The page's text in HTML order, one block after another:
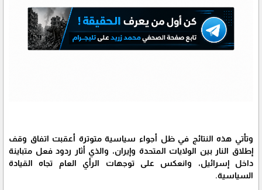
وتأتي هذه النتائج في ظل أجواء سياسية متوترة أعقبت اتفاق وقف
إطلاق النار بين الولايات المتحدة وإيران، والذي أثار ردود فعل متباينة
داخل إسرائيل، وانعكس على توجهات الرأي العام تجاه القيادة
السياسية.